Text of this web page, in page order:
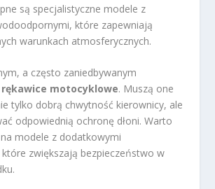
są specjalistyczne modele z
które zapewniają
warunkach atmosferycznych.
a często zaniedbywanym
rękawice motocyklowe. Muszą one
tylko dobrą chwytność kierownicy, ale
odpowiednią ochronę dłoni. Warto
modele z dodatkowymi
zwiększają bezpieczeństwo w